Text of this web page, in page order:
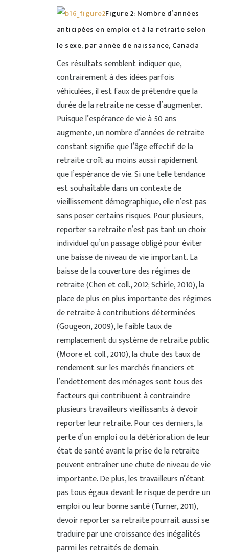
Figure 2: Nombre d’années
anticipées en emploi et à la retraite selon
le sexe, par année de naissance, Canada
Ces résultats semblent indiquer que,
contrairement à des idées parfois
véhiculées, il est faux de prétendre que la
durée de la retraite ne cesse d’augmenter.
Puisque l’espérance de vie à 50 ans
augmente, un nombre d’années de retraite
constant signifie que l’âge effectif de la
retraite croît au moins aussi rapidement
que l’espérance de vie. Si une telle tendance
est souhaitable dans un contexte de
vieillissement démographique, elle n’est pas
sans poser certains risques. Pour plusieurs,
reporter sa retraite n’est pas tant un choix
individuel qu’un passage obligé pour éviter
une baisse de niveau de vie important. La
baisse de la couverture des régimes de
retraite (Chen et coll., 2012; Schirle, 2010), la
place de plus en plus importante des régimes
de retraite à contributions déterminées
(Gougeon, 2009), le faible taux de
remplacement du système de retraite public
(Moore et coll., 2010), la chute des taux de
rendement sur les marchés financiers et
l’endettement des ménages sont tous des
facteurs qui contribuent à contraindre
plusieurs travailleurs vieillissants à devoir
reporter leur retraite. Pour ces derniers, la
perte d’un emploi ou la détérioration de leur
état de santé avant la prise de la retraite
peuvent entraîner une chute de niveau de vie
importante. De plus, les travailleurs n’étant
pas tous égaux devant le risque de perdre un
emploi ou leur bonne santé (Turner, 2011),
devoir reporter sa retraite pourrait aussi se
traduire par une croissance des inégalités
parmi les retraités de demain.